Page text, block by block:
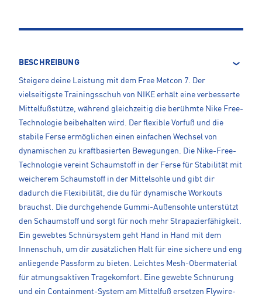
BESCHREIBUNG
Steigere deine Leistung mit dem Free Metcon 7. Der
vielseitigste Trainingsschuh von NIKE erhält eine verbesserte
Mittelfußstütze, während gleichzeitig die berühmte Nike Free-
Technologie beibehalten wird. Der flexible Vorfuß und die
stabile Ferse ermöglichen einen einfachen Wechsel von
dynamischen zu kraftbasierten Bewegungen. Die Nike-Free-
Technologie vereint Schaumstoff in der Ferse für Stabilität mit
weicherem Schaumstoff in der Mittelsohle und gibt dir
dadurch die Flexibilität, die du für dynamische Workouts
brauchst. Die durchgehende Gummi-Außensohle unterstützt
den Schaumstoff und sorgt für noch mehr Strapazierfähigkeit.
Ein gewebtes Schnürsystem geht Hand in Hand mit dem
Innenschuh, um dir zusätzlichen Halt für eine sichere und eng
anliegende Passform zu bieten. Leichtes Mesh-Obermaterial
für atmungsaktiven Tragekomfort. Eine gewebte Schnürung
und ein Containment-System am Mittelfuß ersetzen Flywire-